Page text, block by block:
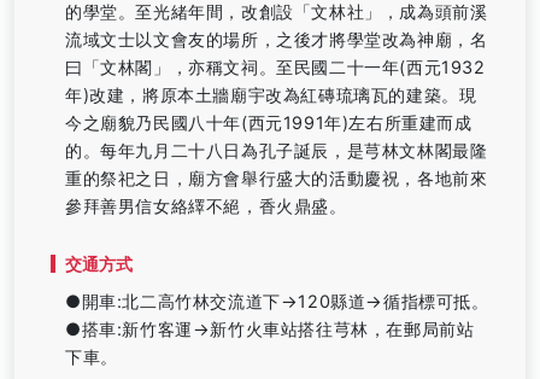
的學堂。至光緒年間，改創設「文林社」，成為頭前溪
流域文士以文會友的場所，之後才將學堂改為神廟，名
曰「文林閣」，亦稱文祠。至民國二十一年(西元1932
年)改建，將原本土牆廟宇改為紅磚琉璃瓦的建築。現
今之廟貌乃民國八十年(西元1991年)左右所重建而成
的。每年九月二十八日為孔子誕辰，是芎林文林閣最隆
重的祭祀之日，廟方會舉行盛大的活動慶祝，各地前來
參拜善男信女絡繹不絕，香火鼎盛。
交通方式
●開車:北二高竹林交流道下→120縣道→循指標可抵。
●搭車:新竹客運→新竹火車站搭往芎林，在郵局前站
下車。